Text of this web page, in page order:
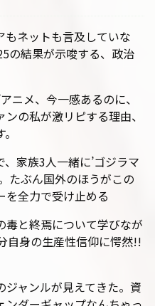
もネットも言及していな
の結果が示唆する、政治
ニメ、今一感あるのに、
の私が激リピする理由、
家族3人一緒に’ゴジラマ
たぶん国外のほうがこの
を全力で受け止める
毒と終焉について学びなが
自身の生産性信仰に愕然!!
ジャンルが見えてきた。資